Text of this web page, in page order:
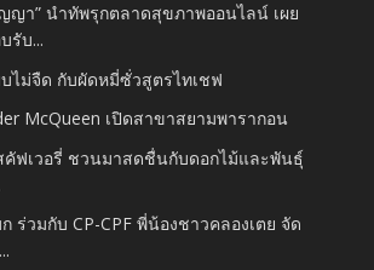
ญา” นำทัพรุกตลาดสุขภาพออนไลน์ เผย
รับ...
ไม่จืด กับผัดหมี่ซั่วสูตรไทเชฟ
McQueen เปิดสาขาสยามพารากอน
คัฟเวอรี่ ชวนมาสดชื่นกับดอกไม้และพันธุ์
ร่วมกับ CP-CPF พี่น้องชาวคลองเตย จัด